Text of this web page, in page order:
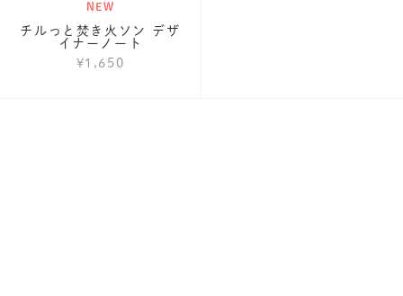
NEW
チルっと焚き火ソン デザ
イナーノート
¥1,650